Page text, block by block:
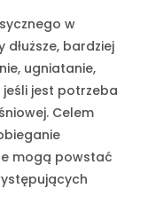
w
bardziej
ugniatanie,
jest potrzeba
Celem
mogą powstać